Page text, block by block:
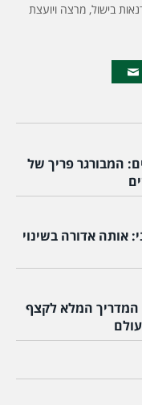
בישול, מרצה ויועצת
המבורגר פריך של
אותה אדורה בשינוי
המדריך המלא לקצף